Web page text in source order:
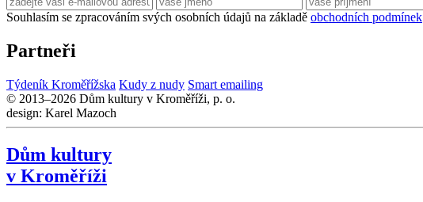
Souhlasím se zpracováním svých osobních údajů na základě obchodních podmínek
Partneři
Týdeník Kroměřížska Kudy z nudy Smart emailing
© 2013–2026 Dům kultury v Kroměříži, p. o.
design: Karel Mazoch
Dům kultury
v Kroměříži